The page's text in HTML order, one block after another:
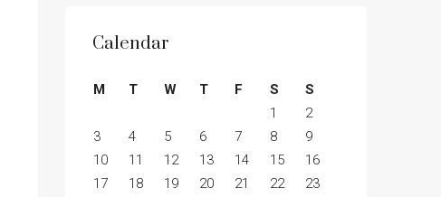
Calendar
M T W T F S
S
1
2
3
4 5 6 7 8
9
10
11 12 13 14 15
16
17
18 19 20 21 22
23